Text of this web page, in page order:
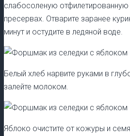
слабосоленую
пресервах. Отварите заранее
минут и остудите в ледяной воде.
Белый хлеб нарвите руками в
залейте молоком.
Яблоко очистите от кожуры и